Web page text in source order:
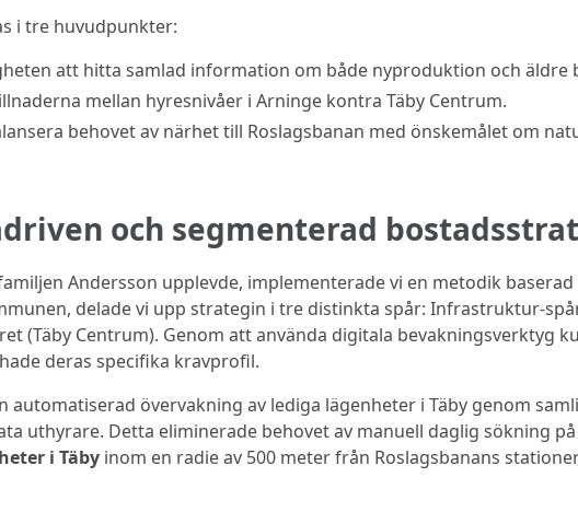
i tre huvudpunkter:
att hitta samlad information om både nyproduktion och äldre
mellan hyresnivåer i Arninge kontra Täby Centrum.
behovet av närhet till Roslagsbanan med önskemålet om
och segmenterad
Andersson upplevde, implementerade vi en metodik
delade vi upp strategin i tre distinkta spår: Infrastruktur-
(Täby Centrum). Genom att använda digitala bevakningsverktyg
deras specifika kravprofil.
automatiserad övervakning av lediga lägenheter i Täby genom
uthyrare. Detta eliminerade behovet av manuell daglig sökning
i Täby inom en radie av 500 meter från Roslagsbanans